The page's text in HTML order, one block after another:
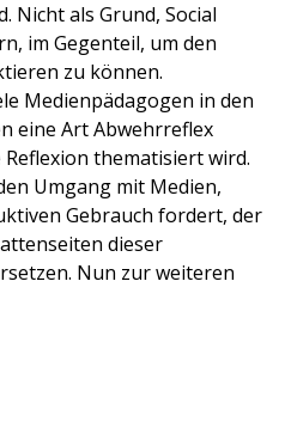
Nicht als Grund, Social
im Gegenteil, um den
zu können.
Medienpädagogen in den
eine Art Abwehrreflex
thematisiert wird.
Umgang mit Medien,
Gebrauch fordert, der
dieser
Nun zur weiteren